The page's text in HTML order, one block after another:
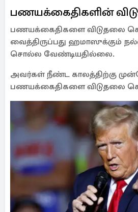
பணயக்கைதிகளின்
பணயக்கைதிகளை விடுதலை
வைத்திருப்பது ஹமாஸுக்கும்
சொல்ல வேண்டியதில்லை.
அவர்கள் நீண்ட காலத்திற்கு
பணயக்கைதிகளை விடுதலை